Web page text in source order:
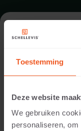
Toestemming
Deze website
We gebruiken
personaliseren,
TERRAS IN
Architect:
Uitvoering:
Kampsteeg
Locatie: